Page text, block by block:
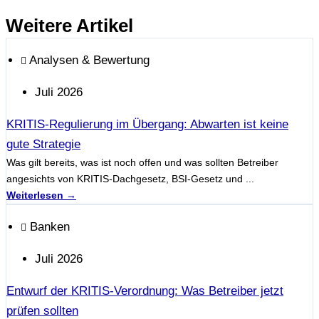
Weitere Artikel
Analysen & Bewertung
Juli 2026
KRITIS-Regulierung im Übergang: Abwarten ist keine
gute Strategie
Was gilt bereits, was ist noch offen und was sollten Betreiber
angesichts von KRITIS-Dachgesetz, BSI-Gesetz und ...
Weiterlesen →
Banken
Juli 2026
Entwurf der KRITIS-Verordnung: Was Betreiber jetzt
prüfen sollten